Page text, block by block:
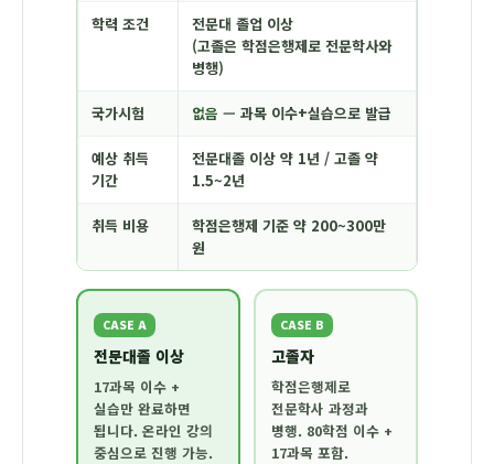
학력 조건
전문대 졸업 이상
(고졸은 학점은행제로 전문학사와
병행)
국가시험 없음 — 과목 이수+실습으로 발급
예상 취득
기간
전문대졸 이상 약 1년 / 고졸 약
1.5~2년
취득 비용
학점은행제 기준 약 200~300만
원
CASE A
전문대졸 이상
17과목 이수 +
실습만 완료하면
됩니다. 온라인 강의
중심으로 진행 가능.
CASE B
고졸자
학점은행제로
전문학사 과정과
병행. 80학점 이수 +
17과목 포함.